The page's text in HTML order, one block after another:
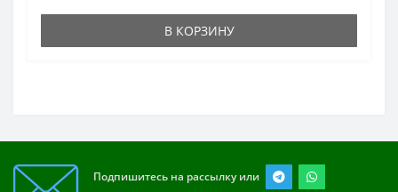
В КОРЗИНУ
Подпишитесь на рассылку или